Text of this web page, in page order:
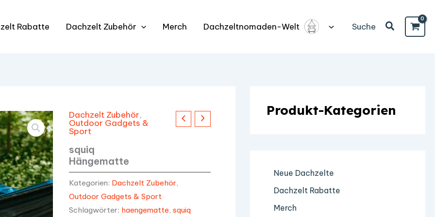
Rabatte Dachzelt Zubehör Merch Dachzeltnomaden-Welt Suche Suchen
Dachzelt Zubehör,
Outdoor Gadgets &
Sport
squiq
Hängematte
Kategorien: Dachzelt Zubehör,
Outdoor Gadgets & Sport
Schlagwörter: haengematte, squiq
Produkt-Kategorien
Neue Dachzelte
Dachzelt Rabatte
Merch